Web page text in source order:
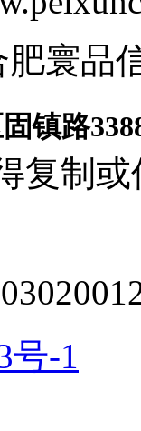
寰品
镇路
复制或
号-1